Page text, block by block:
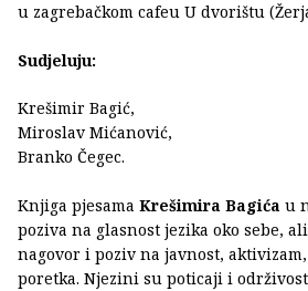
u zagrebačkom cafeu U dvorištu
Sudjeluju:
Krešimir Bagić,
Miroslav Mićanović,
Branko Čegec.
Knjiga pjesama Krešimira Bagića u
poziva na glasnost jezika oko sebe,
nagovor i poziv na javnost,
poretka. Njezini su poticaji i